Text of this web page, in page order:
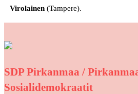
Virolainen (Tampere).
SDP Pirkanmaa /
Sosialidemokraatit